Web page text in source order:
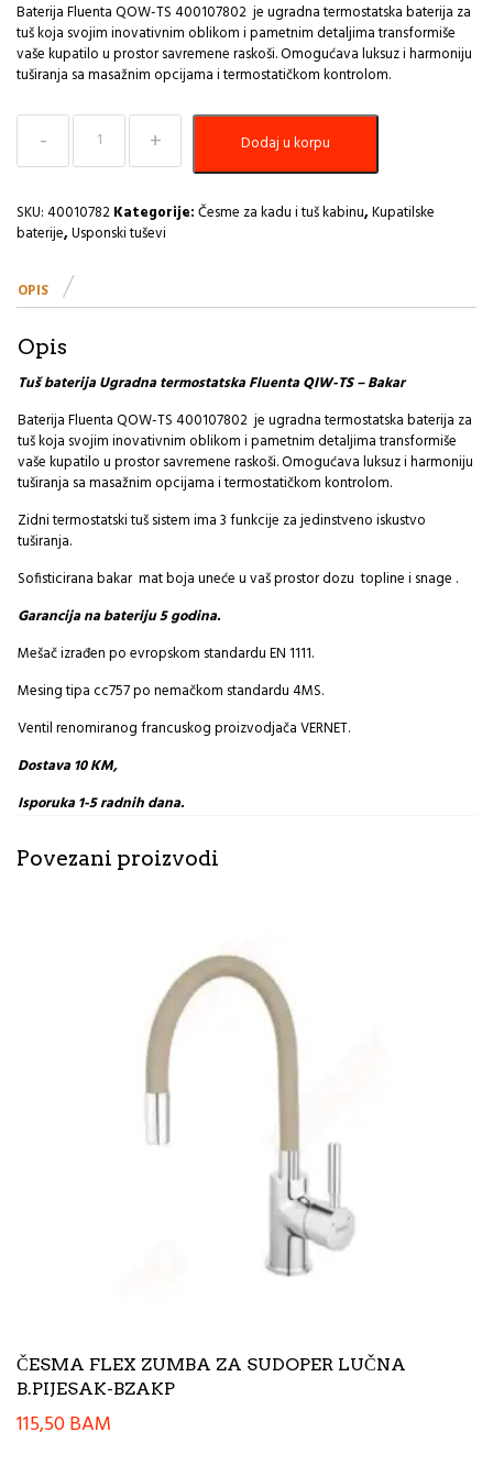
Baterija Fluenta QOW-TS 400107802 je ugradna termostatska baterija za
tuš koja svojim inovativnim oblikom i pametnim detaljima transformiše
vaše kupatilo u prostor savremene raskoši. Omogućava luksuz i harmoniju
tuširanja sa masažnim opcijama i termostatičkom kontrolom.
Tuš
baterija
Ugradna
Fluenta
QIW-
-
PEŠTAN
Dodaj u korpu
SKU:40010782Kategorije:Česme za kadu i tuš kabinu,Kupatilske
baterije,Usponski tuševi
OPIS
Opis
Tuš baterija Ugradna termostatska Fluenta QIW-TS – Bakar
Baterija Fluenta QOW-TS 400107802 je ugradna termostatska baterija za
tuš koja svojim inovativnim oblikom i pametnim detaljima transformiše
vaše kupatilo u prostor savremene raskoši. Omogućava luksuz i harmoniju
tuširanja sa masažnim opcijama i termostatičkom kontrolom.
Zidni termostatski tuš sistem ima 3 funkcije za jedinstveno iskustvo
tuširanja.
Sofisticirana bakar mat boja uneće u vaš prostor dozu topline i snage .
Garancija na bateriju 5 godina.
Mešač izrađen po evropskom standardu EN 1111.
Mesing tipa cc757 po nemačkom standardu 4MS.
Ventil renomiranog francuskog proizvodjača VERNET.
Dostava 10 KM,
Isporuka 1-5 radnih dana.
Povezani proizvodi
ČESMA FLEX ZUMBA ZA SUDOPER LUČNA
B.PIJESAK-BZAKP
115,50BAM